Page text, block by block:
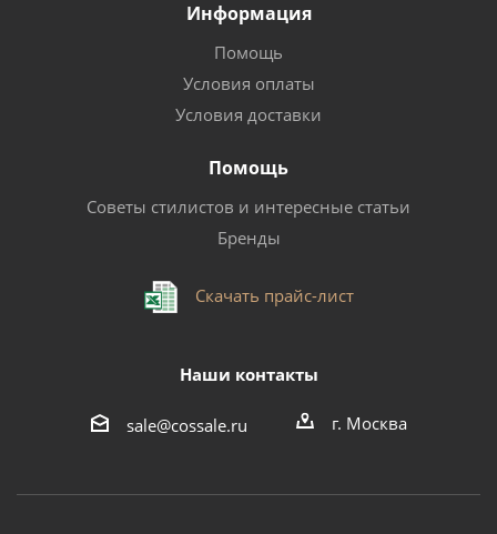
Информация
Помощь
Условия оплаты
Условия доставки
Помощь
Советы стилистов и интересные статьи
Бренды
Скачать прайс-лист
Наши контакты
sale@cossale.ru г. Москва